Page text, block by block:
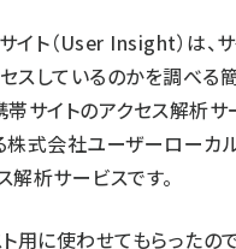
イト（User Insight）は、
スしているのかを調べる
帯サイトのアクセス解析サ
株式会社ユーザーローカ
解析サービスです。
用に使わせてもらったの